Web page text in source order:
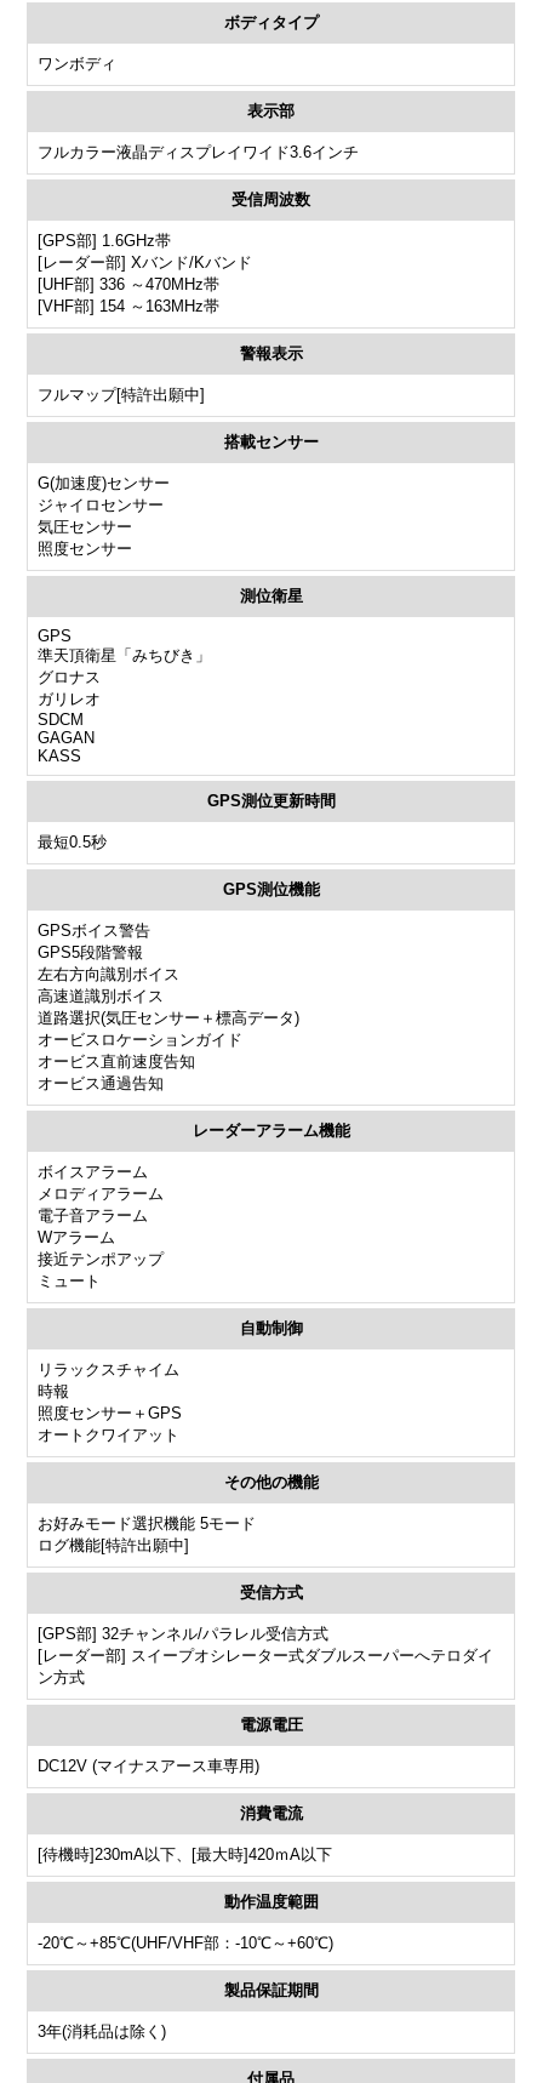
ボディタイプ
ワンボディ
表示部
フルカラー液晶ディスプレイワイド3.6インチ
受信周波数
[GPS部] 1.6GHz帯
[レーダー部] Xバンド/Kバンド
[UHF部] 336 ～470MHz帯
[VHF部] 154 ～163MHz帯
警報表示
フルマップ[特許出願中]
搭載センサー
G(加速度)センサー
ジャイロセンサー
気圧センサー
照度センサー
測位衛星
GPS
準天頂衛星「みちびき」
グロナス
ガリレオ
SDCM
GAGAN
KASS
GPS測位更新時間
最短0.5秒
GPS測位機能
GPSボイス警告
GPS5段階警報
左右方向識別ボイス
高速道識別ボイス
道路選択(気圧センサー＋標高データ)
オービスロケーションガイド
オービス直前速度告知
オービス通過告知
レーダーアラーム機能
ボイスアラーム
メロディアラーム
電子音アラーム
Wアラーム
接近テンポアップ
ミュート
自動制御
リラックスチャイム
時報
照度センサー＋GPS
オートクワイアット
その他の機能
お好みモード選択機能 5モード
ログ機能[特許出願中]
受信方式
[GPS部] 32チャンネル/パラレル受信方式
[レーダー部] スイープオシレーター式ダブルスーパーへテロダイ
ン方式
電源電圧
DC12V (マイナスアース車専用)
消費電流
[待機時]230mA以下、[最大時]420ｍA以下
動作温度範囲
-20℃～+85℃(UHF/VHF部：-10℃～+60℃)
製品保証期間
3年(消耗品は除く)
付属品